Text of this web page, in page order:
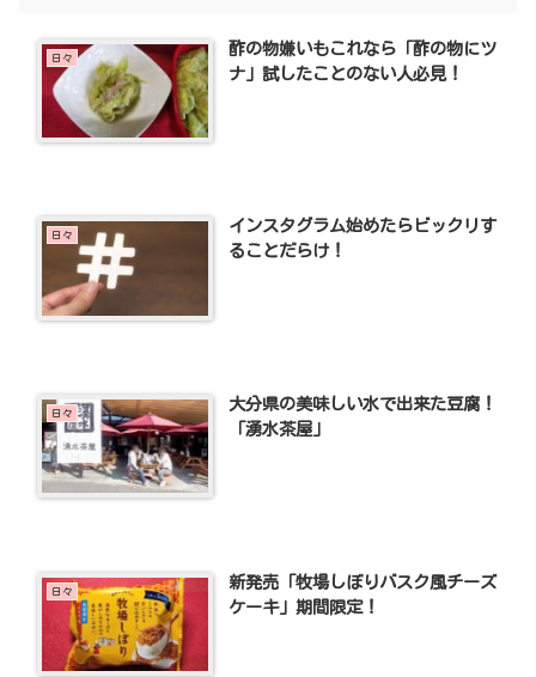
日々
酢の物嫌いもこれなら「酢の物にツ
ナ」試したことのない人必見！
日々
インスタグラム始めたらビックリす
ることだらけ！
日々
大分県の美味しい水で出来た豆腐！
「湧水茶屋」
日々
新発売「牧場しぼりバスク風チーズ
ケーキ」期間限定！